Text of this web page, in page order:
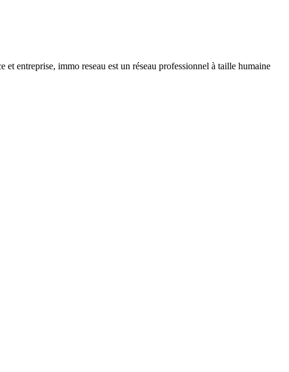
entreprise, immo reseau est un réseau professionnel à taille humaine